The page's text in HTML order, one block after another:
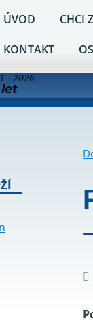
- 2026
let
ÚVOD CHCI
KONTAKT